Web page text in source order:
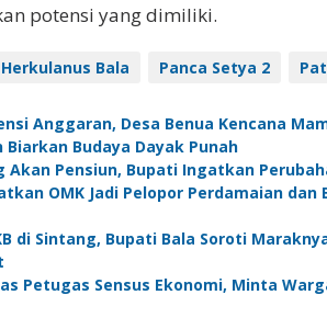
potensi yang dimiliki.
Bala Panca Setya 2
Anggaran, Desa Benua Kencana
Biarkan Budaya Dayak Punah
Akan Pensiun, Bupati Ingatkan
OMK Jadi Pelopor Perdamaian
di Sintang, Bupati Bala Soroti
Petugas Sensus Ekonomi, Minta